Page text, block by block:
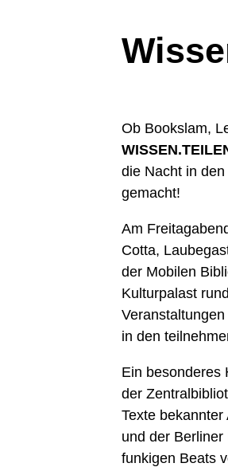
Ob Bookslam,
die Nacht in
gemacht!
Am
Cotta,
der Mobilen
Kulturpalast
in den
Ein besonderes
der
Texte
und der
funkigen Beats